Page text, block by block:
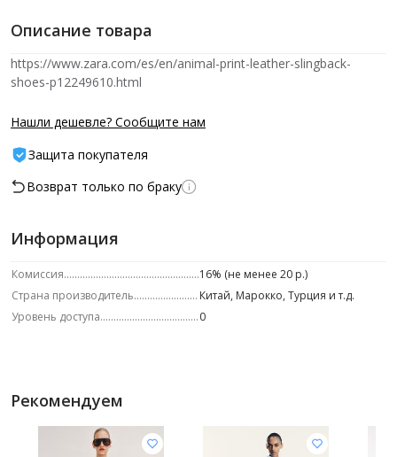
Описание товара
https://www.zara.com/es/en/animal-print-leather-slingback-
shoes-p12249610.html
Нашли дешевле? Сообщите нам
Защита покупателя
Возврат только по браку
Информация
Комиссия
16% (не менее 20 р.)
Страна производитель
Китай, Марокко, Турция и т.д.
Уровень доступа
0
Рекомендуем